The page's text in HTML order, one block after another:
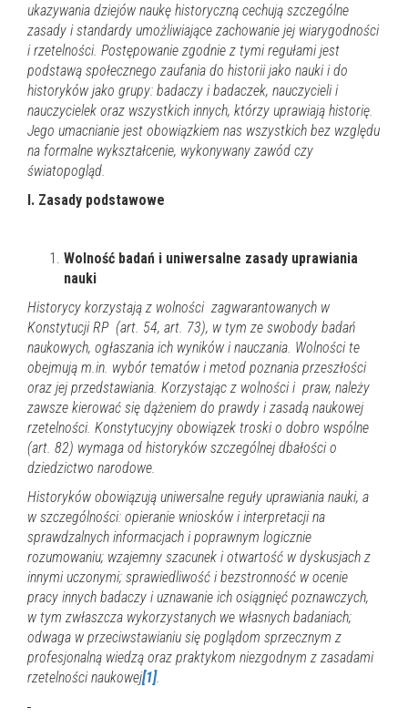
ukazywania dziejów naukę historyczną cechują szczególne
zasady i standardy umożliwiające zachowanie jej wiarygodności
i rzetelności. Postępowanie zgodnie z tymi regułami jest
podstawą społecznego zaufania do historii jako nauki i do
historyków jako grupy: badaczy i badaczek, nauczycieli i
nauczycielek oraz wszystkich innych, którzy uprawiają historię.
Jego umacnianie jest obowiązkiem nas wszystkich bez względu
na formalne wykształcenie, wykonywany zawód czy
światopogląd.
I. Zasady podstawowe
Wolność badań i uniwersalne zasady uprawiania
nauki
Historycy korzystają z wolności zagwarantowanych w
Konstytucji RP (art. 54, art. 73), w tym ze swobody badań
naukowych, ogłaszania ich wyników i nauczania. Wolności te
obejmują m.in. wybór tematów i metod poznania przeszłości
oraz jej przedstawiania. Korzystając z wolności i praw, należy
zawsze kierować się dążeniem do prawdy i zasadą naukowej
rzetelności. Konstytucyjny obowiązek troski o dobro wspólne
(art. 82) wymaga od historyków szczególnej dbałości o
dziedzictwo narodowe.
Historyków obowiązują uniwersalne reguły uprawiania nauki, a
w szczególności: opieranie wniosków i interpretacji na
sprawdzalnych informacjach i poprawnym logicznie
rozumowaniu; wzajemny szacunek i otwartość w dyskusjach z
innymi uczonymi; sprawiedliwość i bezstronność w ocenie
pracy innych badaczy i uznawanie ich osiągnięć poznawczych,
w tym zwłaszcza wykorzystanych we własnych badaniach;
odwaga w przeciwstawianiu się poglądom sprzecznym z
profesjonalną wiedzą oraz praktykom niezgodnym z zasadami
rzetelności naukowej[1].